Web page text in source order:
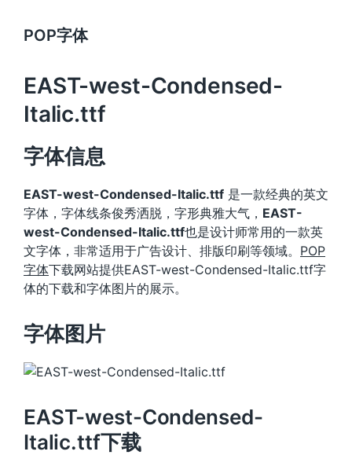
POP字体
EAST-west-Condensed-
Italic.ttf
字体信息
EAST-west-Condensed-Italic.ttf 是一款经典的英文
字体，字体线条俊秀洒脱，字形典雅大气， EAST-
west-Condensed-Italic.ttf也是设计师常用的一款英
文字体，非常适用于广告设计、排版印刷等领域。 POP
字体下载网站提供EAST-west-Condensed-Italic.ttf字
体的下载和字体图片的展示。
字体图片
EAST-west-Condensed-
Italic.ttf下载